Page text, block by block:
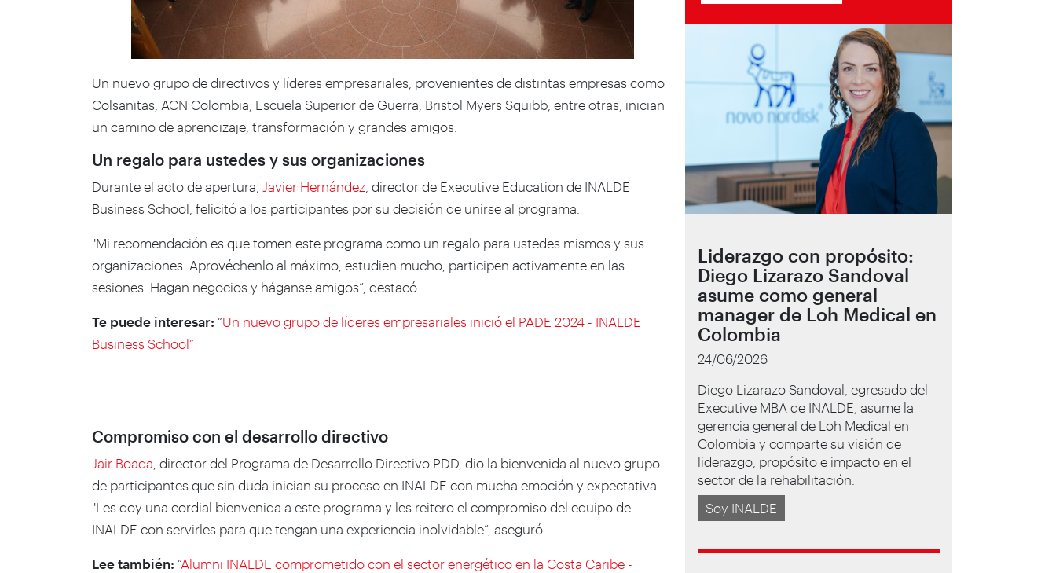
Un nuevo grupo de directivos y líderes empresariales, provenientes de distintas empresas como
Colsanitas, ACN Colombia, Escuela Superior de Guerra, Bristol Myers Squibb, entre otras, inician
un camino de aprendizaje, transformación y grandes amigos.
Un regalo para ustedes y sus organizaciones
Durante el acto de apertura, Javier Hernández , director de Executive Education de INALDE
Business School, felicitó a los participantes por su decisión de unirse al programa.
"Mi recomendación es que tomen este programa como un regalo para ustedes mismos y sus
organizaciones. Aprovéchenlo al máximo, estudien mucho, participen activamente en las
sesiones. Hagan negocios y háganse amigos”, destacó.
Te puede interesar: “Un nuevo grupo de líderes empresariales inició el PADE 2024 - INALDE
Business School”
Compromiso con el desarrollo directivo
Jair Boada , director del Programa de Desarrollo Directivo PDD, dio la bienvenida al nuevo grupo
de participantes que sin duda inician su proceso en INALDE con mucha emoción y expectativa.
"Les doy una cordial bienvenida a este programa y les reitero el compromiso del equipo de
INALDE con servirles para que tengan una experiencia inolvidable”, aseguró.
Lee también: “Alumni INALDE comprometido con el sector energético en la Costa Caribe -
Liderazgo con propósito:
Diego Lizarazo Sandoval
asume como general
manager de Loh Medical en
Colombia
24/06/2026
Diego Lizarazo Sandoval, egresado del
Executive MBA de INALDE, asume la
gerencia general de Loh Medical en
Colombia y comparte su visión de
liderazgo, propósito e impacto en el
sector de la rehabilitación.
Soy INALDE